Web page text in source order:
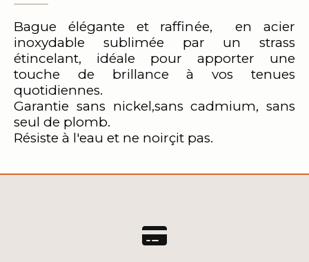
Bague élégante et raffinée, en acier
inoxydable sublimée par un strass
étincelant, idéale pour apporter une
touche de brillance à vos tenues
quotidiennes.
Garantie sans nickel,sans cadmium, sans
seul de plomb.
Résiste à l'eau et ne noirçit pas.
